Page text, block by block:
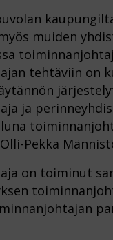
muiden
tehtäviin on
ja
Olli-Pekka
on toiminut